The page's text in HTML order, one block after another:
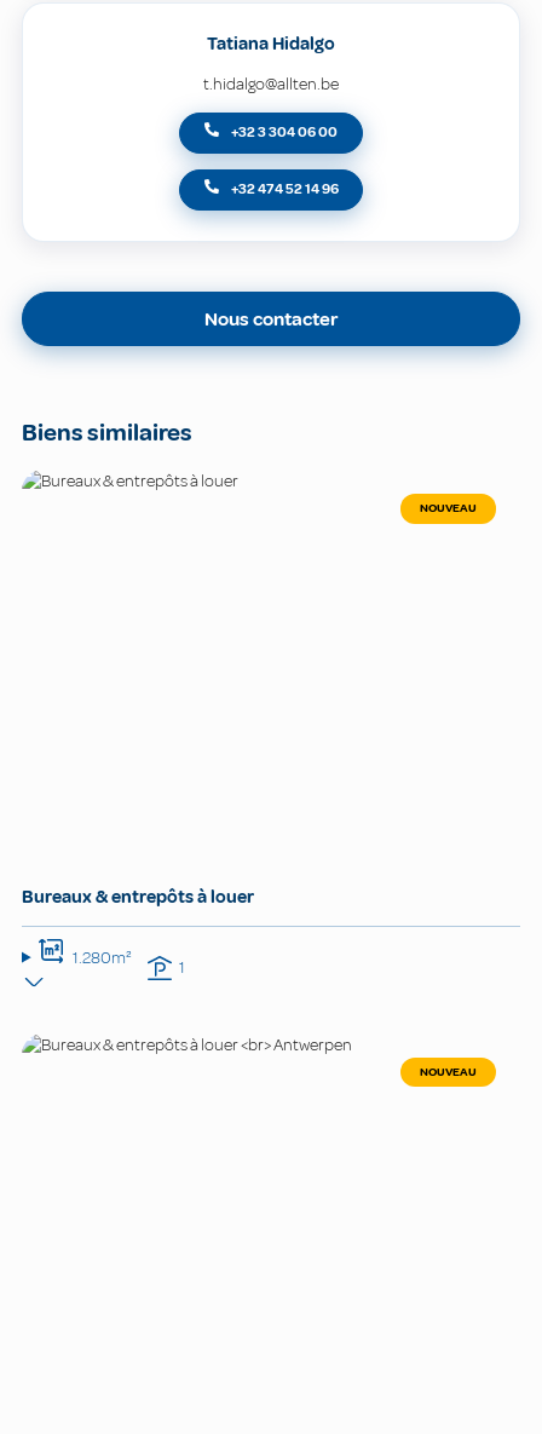
Tatiana Hidalgo
t.hidalgo@allten.be
+32 3 304 06 00
+32 474 52 14 96
Nous contacter
Biens similaires
NOUVEAU
Bureaux & entrepôts à louer
1.280m² 1
NOUVEAU